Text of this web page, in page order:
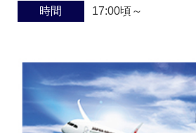
時間 17:00頃～